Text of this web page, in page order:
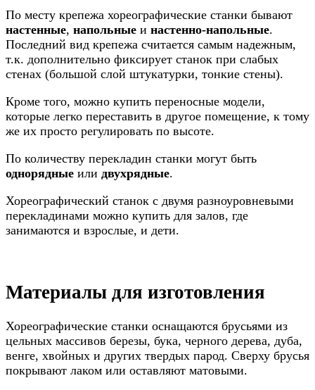
По месту крепежа хореографические станки бывают
настенные, напольные и настенно-напольные.
Последний вид крепежа считается самым надежным,
т.к. дополнительно фиксирует станок при слабых
стенах (большой слой штукатурки, тонкие стены).
Кроме того, можно купить переносные модели,
которые легко переставить в другое помещение, к тому
же их просто регулировать по высоте.
По количеству перекладин станки могут быть
однорядные или двухрядные.
Хореографический станок с двумя разноуровневыми
перекладинами можно купить для залов, где
занимаются и взрослые, и дети.
Материалы для изготовления
Хореографические станки оснащаются брусьями из
цельных массивов березы, бука, черного дерева, дуба,
венге, хвойных и других твердых парод. Сверху брусья
покрывают лаком или оставляют матовыми.